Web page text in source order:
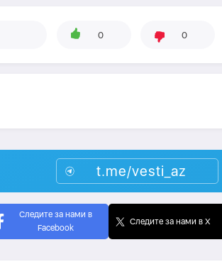
0 0
t.me/vesti_az
Следите за нами в
Facebook
Следите за нами в X